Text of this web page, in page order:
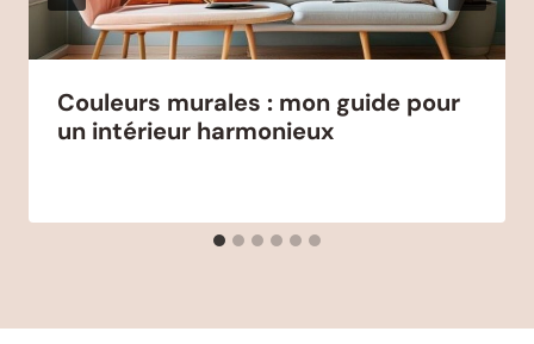
Couleurs murales : mon guide pour
un intérieur harmonieux